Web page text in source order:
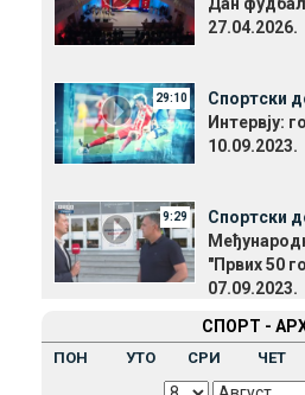
Дан
27.04.2026.
29:10
Спортски
Интервју:
10.09.2023.
9:29
Спортски
"Првих 50
07.09.2023.
СПОРТ -
ПОН УТО СРИ ЧЕТ